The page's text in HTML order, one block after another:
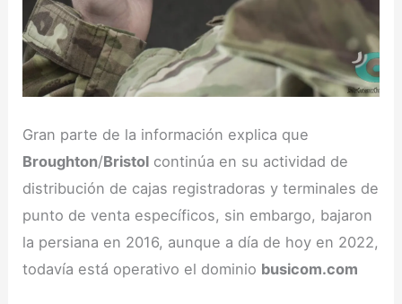
Gran parte de la información explica que
Broughton/Bristol continúa en su actividad de
distribución de cajas registradoras y terminales de
punto de venta específicos, sin embargo, bajaron
la persiana en 2016, aunque a día de hoy en 2022,
todavía está operativo el dominio busicom.com